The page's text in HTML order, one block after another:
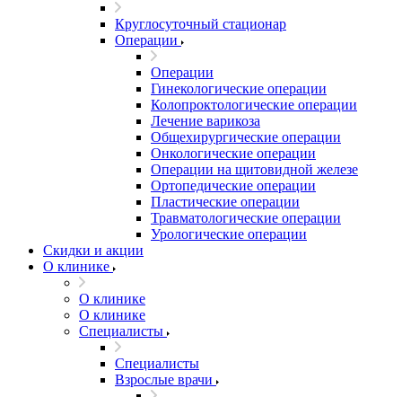
Круглосуточный стационар
Операции
Операции
Гинекологические операции
Колопроктологические операции
Лечение варикоза
Общехирургические операции
Онкологические операции
Операции на щитовидной железе
Ортопедические операции
Пластические операции
Травматологические операции
Урологические операции
Скидки и акции
О клинике
О клинике
О клинике
Специалисты
Специалисты
Взрослые врачи